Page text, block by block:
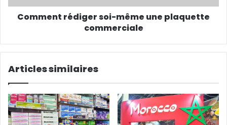
Comment rédiger soi-même une plaquette
commerciale
Articles similaires